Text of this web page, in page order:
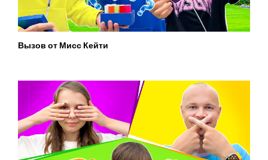
Вызов от Мисс Кейти